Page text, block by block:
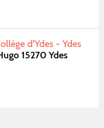
d'Ydes - Ydes
15270 Ydes